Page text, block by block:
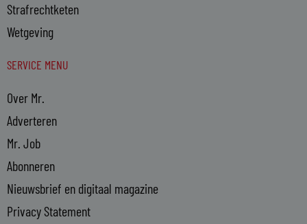
Strafrechtketen
Wetgeving
SERVICE MENU
Over Mr.
Adverteren
Mr. Job
Abonneren
Nieuwsbrief en digitaal magazine
Privacy Statement